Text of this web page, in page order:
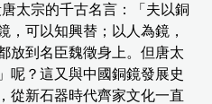
唐太宗的千古名言：「夫以銅
，可以知興替；以人為鏡，
放到名臣魏徵身上。但唐太
呢？這又與中國銅鏡發展史
從新石器時代齊家文化一直